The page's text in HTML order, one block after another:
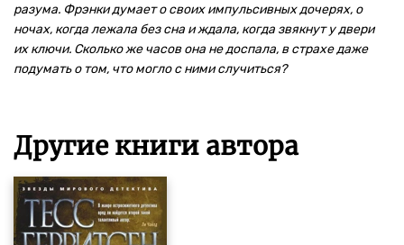
разума. Фрэнки думает о своих импульсивных дочерях, о
ночах, когда лежала без сна и ждала, когда звякнут у двери
их ключи. Сколько же часов она не доспала, в страхе даже
подумать о том, что могло с ними случиться?
Другие книги автора